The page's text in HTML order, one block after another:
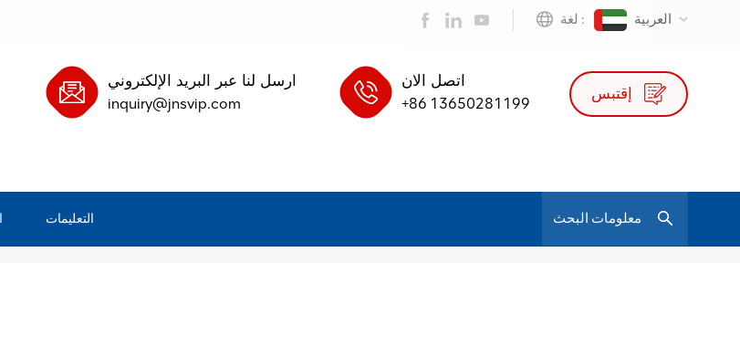
لغة :
ارسل لنا عبر البريد الإلكتروني
inquiry@jnsvip.com
اتصل الان
+86 13650281199
التعليمات